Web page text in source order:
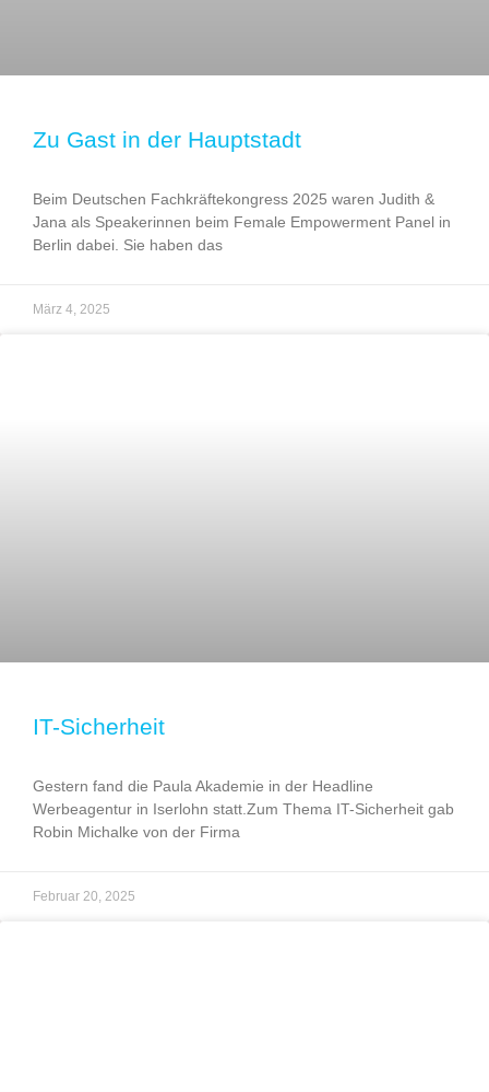
Zu Gast in der Hauptstadt
Beim Deutschen Fachkräftekongress 2025 waren Judith &
Jana als Speakerinnen beim Female Empowerment Panel in
Berlin dabei. Sie haben das
März 4, 2025
IT-Sicherheit
Gestern fand die Paula Akademie in der Headline
Werbeagentur in Iserlohn statt.Zum Thema IT-Sicherheit gab
Robin Michalke von der Firma
Februar 20, 2025